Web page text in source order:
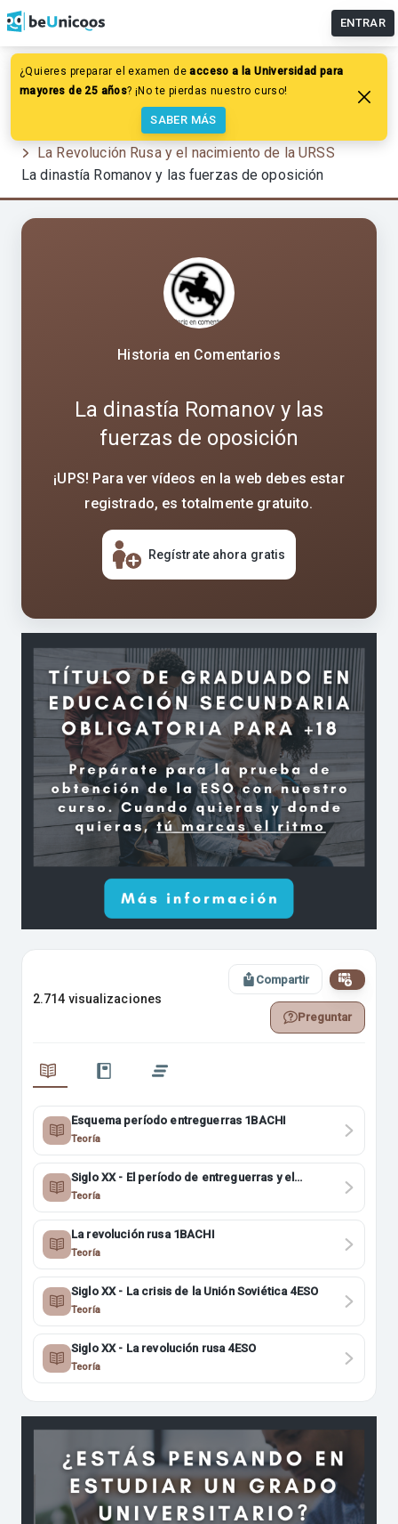
ENTRAR
¿Quieres preparar el examen deacceso a la Universidad para
mayores de 25 años? ¡No te pierdas nuestro curso!
SABER MÁS
Historia
El mundo en el periodo de entreguerras y las
revoluciones liberales
La Revolución Rusa y el nacimiento de la URSS
La dinastía Romanov y las fuerzas de oposición
Historia en Comentarios
La dinastía Romanov y las
fuerzas de oposición
¡UPS! Para ver vídeos en la web debes estar
registrado, es totalmente gratuito.
Regístrate ahora gratis
2.714 visualizaciones
Compartir
Preguntar
Esquema período entreguerras 1BACHI
Teoría
Siglo XX - El período de entreguerras y el
problema de Palestina 4ESO
Teoría
La revolución rusa 1BACHI
Teoría
Siglo XX - La crisis de la Unión Soviética 4ESO
Teoría
Siglo XX - La revolución rusa 4ESO
Teoría